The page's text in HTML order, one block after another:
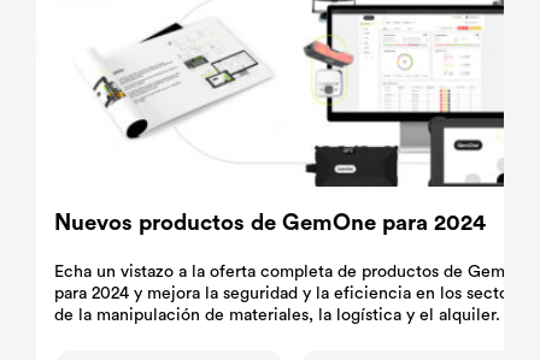
Nuevos productos de GemOne para 2024
Echa un vistazo a la oferta completa de productos de GemOne
para 2024 y mejora la seguridad y la eficiencia en los sectores
de la manipulación de materiales, la logística y el alquiler.